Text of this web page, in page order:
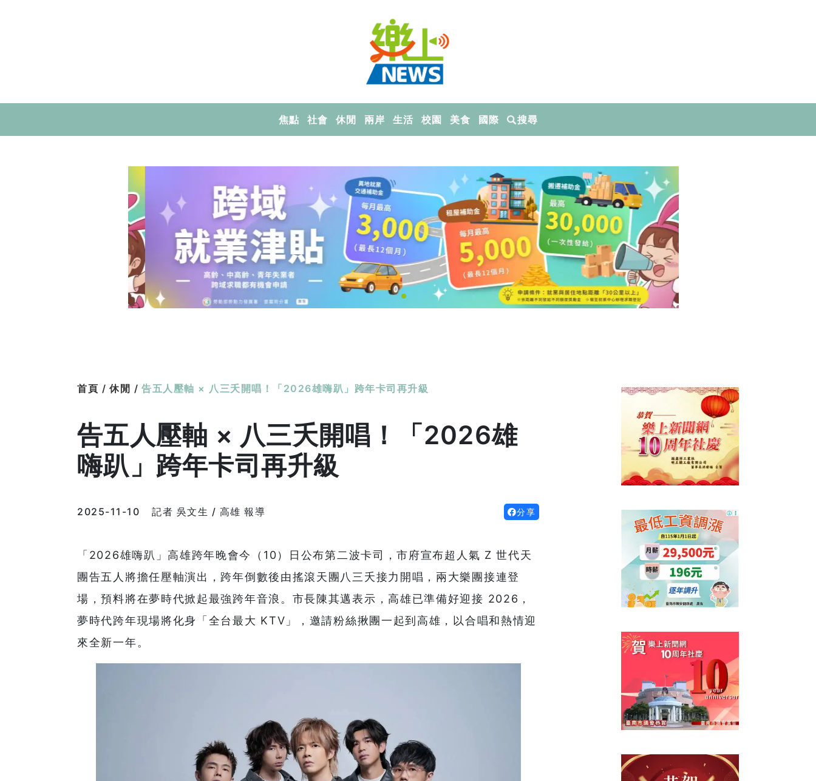
焦點 社會 休閒 兩岸 生活 校園 美食 國際 搜尋
首頁 / 休閒 / 告五人壓軸 × 八三夭開唱！「2026雄嗨趴」跨年卡司再升級
告五人壓軸 × 八三夭開唱！「2026雄
嗨趴」跨年卡司再升級
2025-11-10 記者 吳文生 / 高雄 報導 分享
「2026雄嗨趴」高雄跨年晚會今（10）日公布第二波卡司，市府宣布超人氣 Z 世代天
團告五人將擔任壓軸演出，跨年倒數後由搖滾天團八三夭接力開唱，兩大樂團接連登
場，預料將在夢時代掀起最強跨年音浪。市長陳其邁表示，高雄已準備好迎接 2026，
夢時代跨年現場將化身「全台最大 KTV」，邀請粉絲揪團一起到高雄，以合唱和熱情迎
來全新一年。